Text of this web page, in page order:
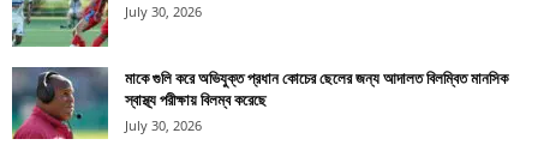
July 30, 2026
মাকে গুলি করে অভিযুক্ত প্রধান কোচের ছেলের জন্য আদালত বিলম্বিত মানসিক
স্বাস্থ্য পরীক্ষায় বিলম্ব করেছে
July 30, 2026